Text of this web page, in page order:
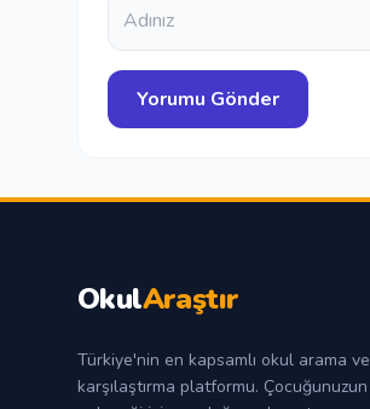
OkulAraştır
Türkiye'nin en kapsamlı okul arama ve
karşılaştırma platformu. Çocuğunuzun